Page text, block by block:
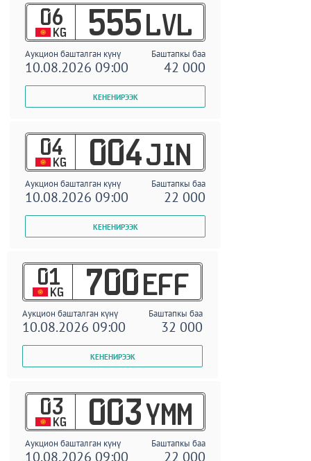
06
KG 555 LVL
Аукцион башталган күнү Баштапкы баа
10.08.2026 09:00 42 000
04
KG 004 JIN
Аукцион башталган күнү Баштапкы баа
10.08.2026 09:00 22 000
01
KG 700 EFF
Аукцион башталган күнү Баштапкы баа
10.08.2026 09:00 32 000
03
KG 003 YMM
Аукцион башталган күнү Баштапкы баа
10.08.2026 09:00 22 000